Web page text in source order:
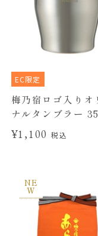
EC限定
梅乃宿ロゴ入りオ
ナルタンブラー
¥1,100税込
NE
W